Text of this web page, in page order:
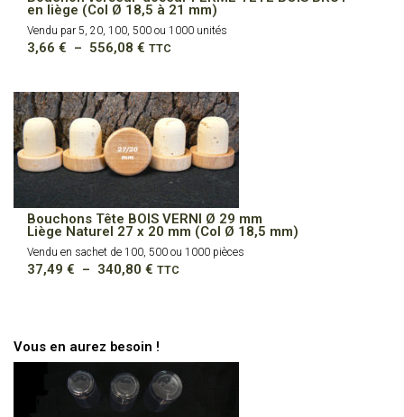
en liège (Col Ø 18,5 à 21 mm)
Vendu par 5, 20, 100, 500 ou 1000 unités
3,66 € – 556,08 € Plage
3,66 €
à
556,08 €
TTC
Bouchons Tête BOIS VERNI Ø 29 mm
Liège Naturel 27 x 20 mm (Col Ø 18,5 mm)
Vendu en sachet de 100, 500 ou 1000 pièces
37,49 € – 340,80 € Plage
340,80 €
TTC
Vous en aurez besoin !